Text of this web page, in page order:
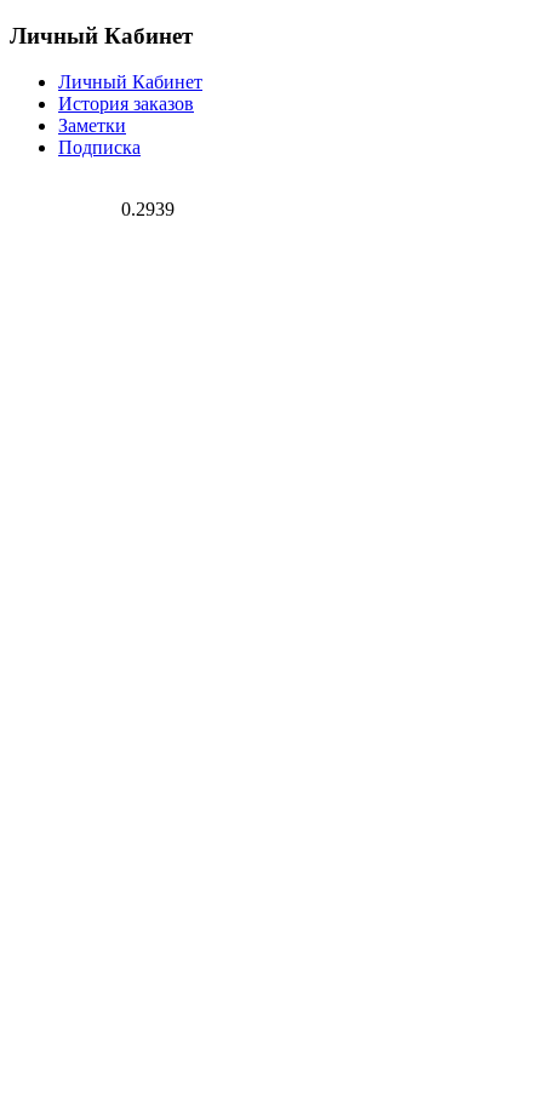
Личный Кабинет
Личный Кабинет
История заказов
Заметки
Подписка
0.2939